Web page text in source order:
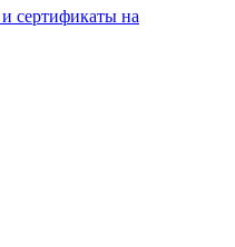
сертификаты на